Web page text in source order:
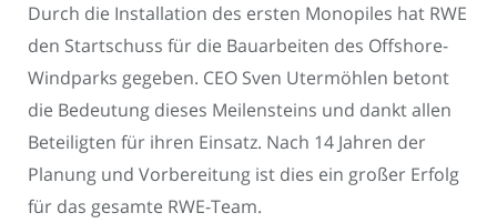
Durch die Installation des ersten Monopiles hat RWE
den Startschuss für die Bauarbeiten des Offshore-
Windparks gegeben. CEO Sven Utermöhlen betont
die Bedeutung dieses Meilensteins und dankt allen
Beteiligten für ihren Einsatz. Nach 14 Jahren der
Planung und Vorbereitung ist dies ein großer Erfolg
für das gesamte RWE-Team.